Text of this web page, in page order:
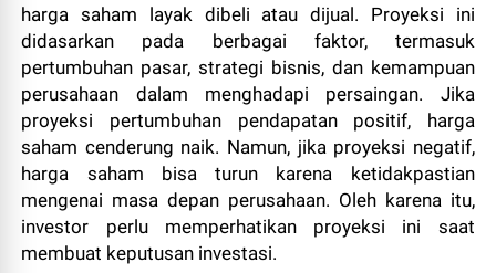
harga saham layak dibeli atau dijual. Proyeksi ini
didasarkan pada berbagai faktor, termasuk
pertumbuhan pasar, strategi bisnis, dan kemampuan
perusahaan dalam menghadapi persaingan. Jika
proyeksi pertumbuhan pendapatan positif, harga
saham cenderung naik. Namun, jika proyeksi negatif,
harga saham bisa turun karena ketidakpastian
mengenai masa depan perusahaan. Oleh karena itu,
investor perlu memperhatikan proyeksi ini saat
membuat keputusan investasi.